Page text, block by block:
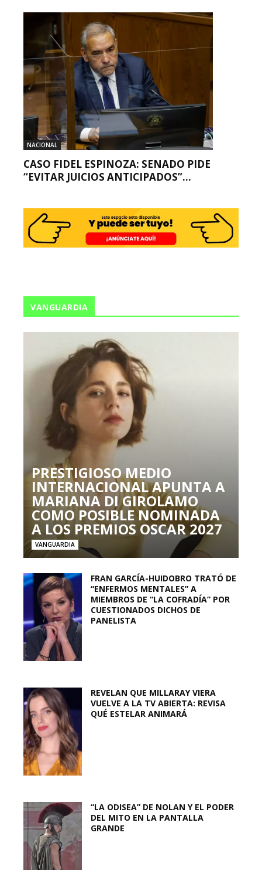
NACIONAL
CASO FIDEL ESPINOZA: SENADO PIDE
“EVITAR JUICIOS ANTICIPADOS”...
VANGUARDIA
PRESTIGIOSO MEDIO
INTERNACIONAL APUNTA A
MARIANA DI GIROLAMO
COMO POSIBLE NOMINADA
A LOS PREMIOS OSCAR 2027
VANGUARDIA
FRAN GARCÍA-HUIDOBRO TRATÓ DE
“ENFERMOS MENTALES” A
MIEMBROS DE “LA COFRADÍA” POR
CUESTIONADOS DICHOS DE
PANELISTA
REVELAN QUE MILLARAY VIERA
VUELVE A LA TV ABIERTA: REVISA
QUÉ ESTELAR ANIMARÁ
“LA ODISEA” DE NOLAN Y EL PODER
DEL MITO EN LA PANTALLA
GRANDE